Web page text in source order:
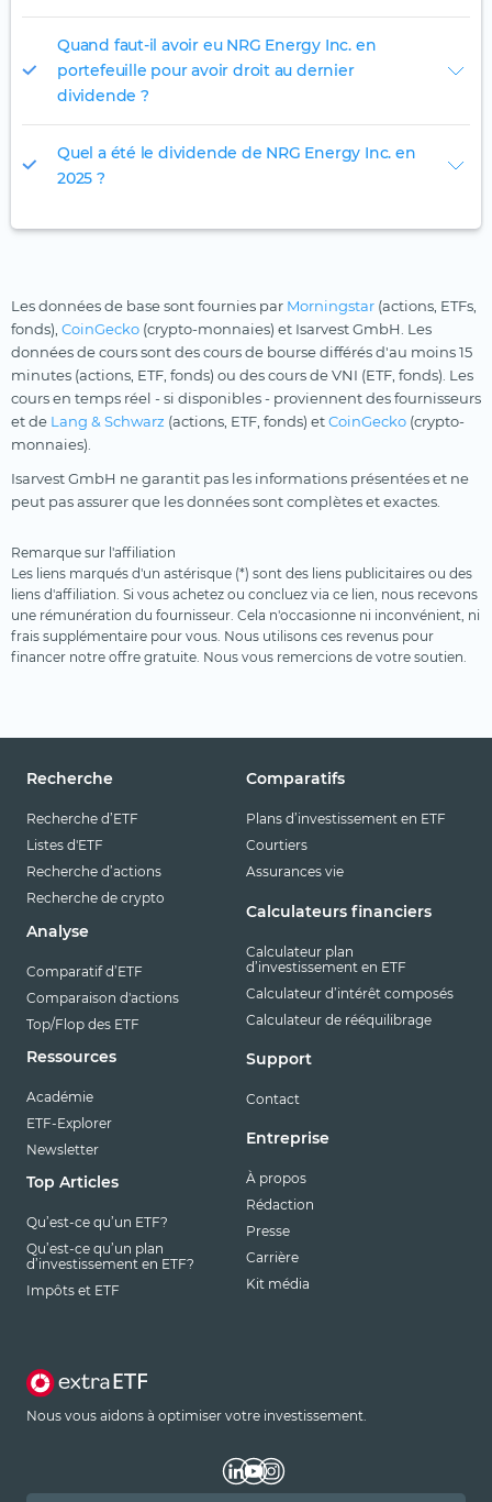
Quand faut-il avoir eu NRG Energy Inc. en
portefeuille pour avoir droit au dernier
dividende ?
Quel a été le dividende de NRG Energy Inc. en
2025 ?
Les données de base sont fournies par Morningstar (actions, ETFs,
fonds), CoinGecko (crypto-monnaies) et Isarvest GmbH. Les
données de cours sont des cours de bourse différés d'au moins 15
minutes (actions, ETF, fonds) ou des cours de VNI (ETF, fonds). Les
cours en temps réel - si disponibles - proviennent des fournisseurs
et de Lang & Schwarz (actions, ETF, fonds) etCoinGecko (crypto-
monnaies).
Isarvest GmbH ne garantit pas les informations présentées et ne
peut pas assurer que les données sont complètes et exactes.
Remarque sur l'affiliation
Les liens marqués d'un astérisque (*) sont des liens publicitaires ou des
liens d'affiliation. Si vous achetez ou concluez via ce lien, nous recevons
une rémunération du fournisseur. Cela n'occasionne ni inconvénient, ni
frais supplémentaire pour vous. Nous utilisons ces revenus pour
financer notre offre gratuite. Nous vous remercions de votre soutien.
Recherche
Recherche d’ETF
Listes d'ETF
Recherche d’actions
Recherche de crypto
Analyse
Comparatif d’ETF
Comparaison d'actions
Top/Flop des ETF
Ressources
Académie
ETF-Explorer
Newsletter
Top Articles
Qu’est-ce qu’un ETF?
Qu’est-ce qu’un plan
d’investissement en ETF?
Impôts et ETF
Comparatifs
Plans d’investissement en ETF
Courtiers
Assurances vie
Calculateurs financiers
Calculateur plan
d’investissement en ETF
Calculateur d’intérêt composés
Calculateur de rééquilibrage
Support
Contact
Entreprise
À propos
Rédaction
Presse
Carrière
Kit média
Nous vous aidons à optimiser votre investissement.